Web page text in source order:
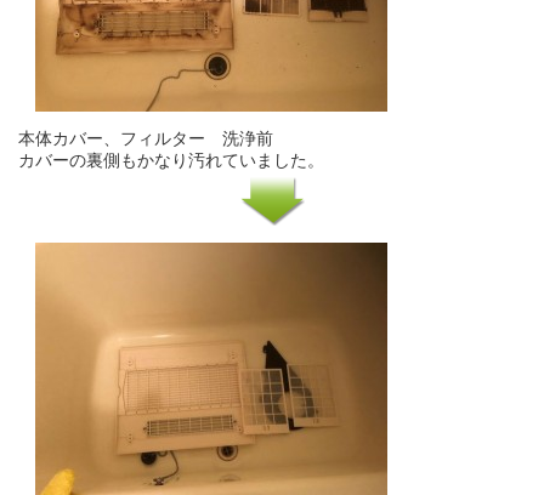
本体カバー、フィルター 洗浄前
カバーの裏側もかなり汚れていました。